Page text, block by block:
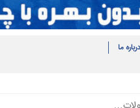
درباره ما